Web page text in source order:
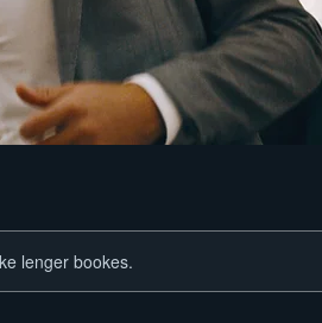
lenger bookes.